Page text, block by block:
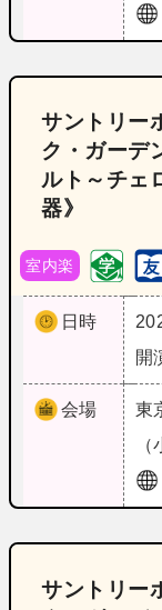
サントリー
ク・ガーデ
ルト～チェ
器》
室内楽
日時
開
会場 東
サントリー